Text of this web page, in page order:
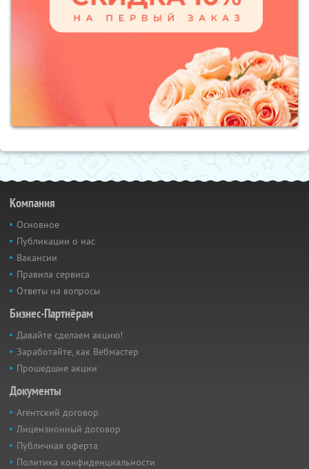
Компания
Основное
Публикации о нас
Вакансии
Правила сервиса
Ответы на вопросы
Бизнес-Партнёрам
Давайте сделаем акцию!
Заработайте, как Вебмастер
Прошедшие акции
Документы
Агентский договор
Лицензионный договор
Публичная оферта
Политика конфиденциальности